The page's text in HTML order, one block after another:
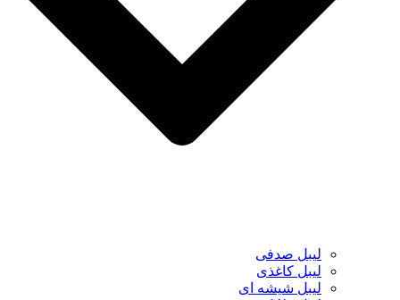
لیبل صدفی
لیبل کاغذی
لیبل شیشه ای